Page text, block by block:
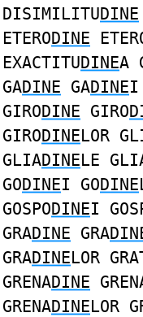
DISIMILITUDINE
ETERODINE
EXACTITUDINEA
GADINE GADINEI
GIRODINE GIRO
GIRODINELOR
GLIADINELE
GODINEI GODINE
GOSPODINEI
GRADINE GRA
GRADINELOR
GRENADINE
GRENADINELOR